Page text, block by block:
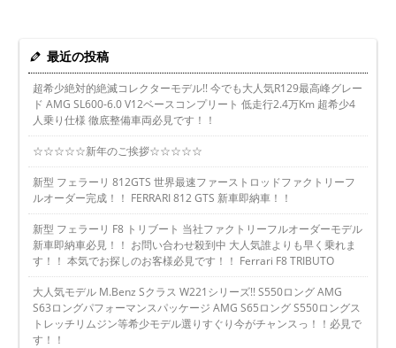
最近の投稿
超希少絶対的絶滅コレクターモデル!! 今でも大人気R129最高峰グレー
ド AMG SL600-6.0 V12ベースコンプリート 低走行2.4万Km 超希少4
人乗り仕様 徹底整備車両必見です！！
☆☆☆☆☆新年のご挨拶☆☆☆☆☆
新型 フェラーリ 812GTS 世界最速ファーストロッドファクトリーフ
ルオーダー完成！！ FERRARI 812 GTS 新車即納車！！
新型 フェラーリ F8 トリブート 当社ファクトリーフルオーダーモデル
新車即納車必見！！ お問い合わせ殺到中 大人気誰よりも早く乗れま
す！！ 本気でお探しのお客様必見です！！ Ferrari F8 TRIBUTO
大人気モデル M.Benz Sクラス W221シリーズ!! S550ロング AMG
S63ロングパフォーマンスパッケージ AMG S65ロング S550ロングス
トレッチリムジン等希少モデル選りすぐり今がチャンスっ！！必見で
す！！